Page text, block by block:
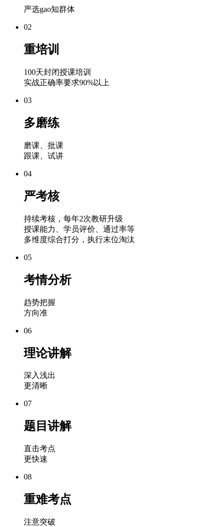
严选gao知群体
02
重培训
100天封闭授课培训
实战正确率要求90%以上
03
多磨练
磨课、批课
跟课、试讲
04
严考核
持续考核，每年2次教研升级
授课能力、学员评价、通过率等
多维度综合打分，执行末位淘汰
05
考情分析
趋势把握
方向准
06
理论讲解
深入浅出
更清晰
07
题目讲解
直击考点
更快速
08
重难考点
注意突破